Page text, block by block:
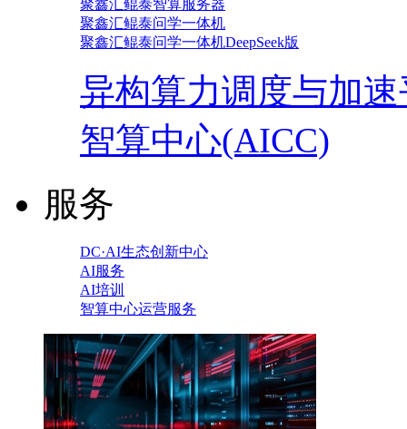
聚鑫汇鲲泰智算服务器
聚鑫汇鲲泰问学一体机
聚鑫汇鲲泰问学一体机DeepSeek版
异构算力调度与加
智算中心(AICC)
服务
DC·AI生态创新中心
AI服务
AI培训
智算中心运营服务